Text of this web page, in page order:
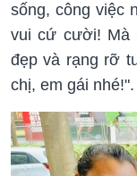
sống, công việc
vui cứ cười! Mà
đẹp và rạng rỡ
chị, em gái nhé!".